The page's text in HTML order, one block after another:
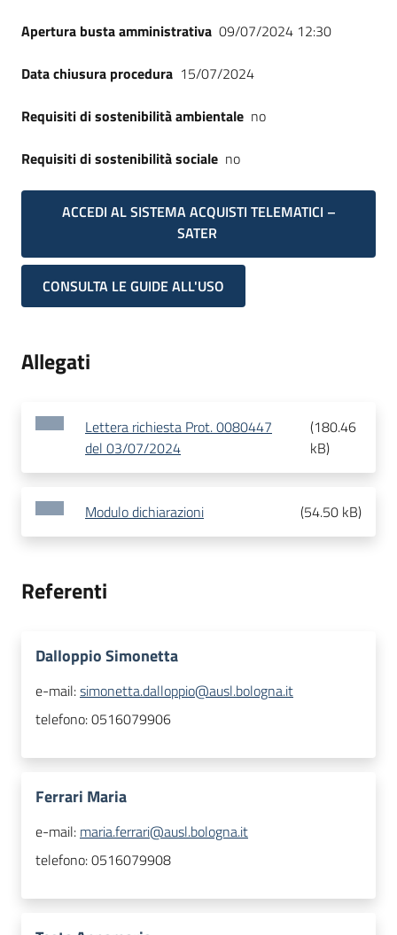
Apertura busta amministrativa 09/07/2024 12:30
Data chiusura procedura 15/07/2024
Requisiti di sostenibilità ambientale no
Requisiti di sostenibilità sociale no
ACCEDI AL SISTEMA ACQUISTI TELEMATICI –
SATER
CONSULTA LE GUIDE ALL'USO
Allegati
Lettera richiesta Prot. 0080447
del 03/07/2024
(180.46
kB)
Modulo dichiarazioni (54.50 kB)
Referenti
Dalloppio Simonetta
e-mail:simonetta.dalloppio@ausl.bologna.it
telefono:0516079906
Ferrari Maria
e-mail: maria.ferrari@ausl.bologna.it
telefono:0516079908